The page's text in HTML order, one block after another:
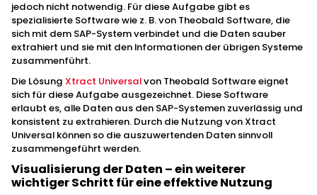
jedoch nicht notwendig. Für diese Aufgabe gibt es
spezialisierte Software wie z. B. von Theobald Software, die
sich mit dem SAP-System verbindet und die Daten sauber
extrahiert und sie mit den Informationen der übrigen Systeme
zusammenführt.
Die LösungXtract Universalvon Theobald Software eignet
sich für diese Aufgabe ausgezeichnet. Diese Software
erlaubt es, alle Daten aus den SAP-Systemen zuverlässig und
konsistent zu extrahieren. Durch die Nutzung von Xtract
Universal können so die auszuwertenden Daten sinnvoll
zusammengeführt werden.
Visualisierung der Daten – ein weiterer
wichtiger Schritt für eine effektive Nutzung